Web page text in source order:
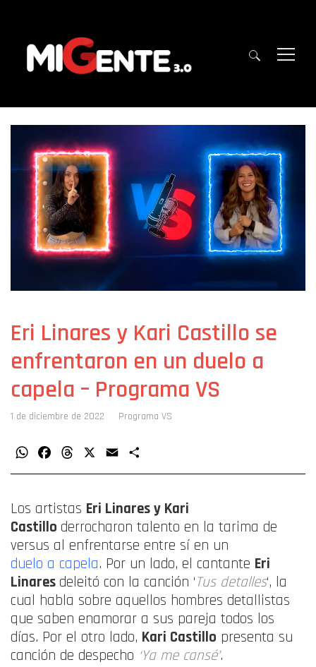
Eri Linares y Kari Castillo se
enfrentaron en un duelo a
capela – Programa VS
1 de diciembre de 2022 Programa VS
WhatsAppFacebookThreads Email
Los artistas Eri Linares y Kari
Castillo derrocharon talento en la tarima de
versus al enfrentarse entre sí en un
duelo a capela. Por un lado, el cantante Eri
Linares deleitó con la canción ‘Tus detalles‘, la
cual habla sobre aquellos hombres detallistas
que saben enamorar a sus pareja todos los
días. Por el otro lado, Kari Castillo presenta su
canción de despecho ‘Ya me cansé’.